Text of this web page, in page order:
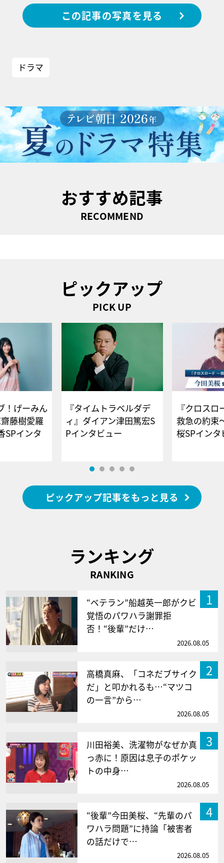
この記事の写真を見る
ドラマ
おすすめ記事
RECOMMEND
ピックアップ
PICK UP
！げーみん
藤樹愛羅
SPインタ
『タイムトラベルダデ
ィ』ダイアン津田篤宏S
Pインタビュー
『クロス
救急の約束
桜SPイ
ピックアップ記事をもっと見る
ランキング
RANKING
1
“ベテラン”船越英一郎がクビ
覚悟のパワハラ謝罪拒
否！“後輩”だけ…
2026.08.05
2
高橋真麻、「コネだブサイク
だ」と叩かれるも…“マツコ
の一言”から…
2026.08.05
3
川田裕美、洗濯物がなぜか真
っ赤に！原因は息子のポケッ
トの中身…
2026.08.05
4
“後輩”今田美桜、“先輩のパ
ワハラ問題”に持論「被害者
の話だけで…
2026.08.05